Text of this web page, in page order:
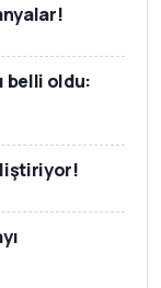
belli oldu: